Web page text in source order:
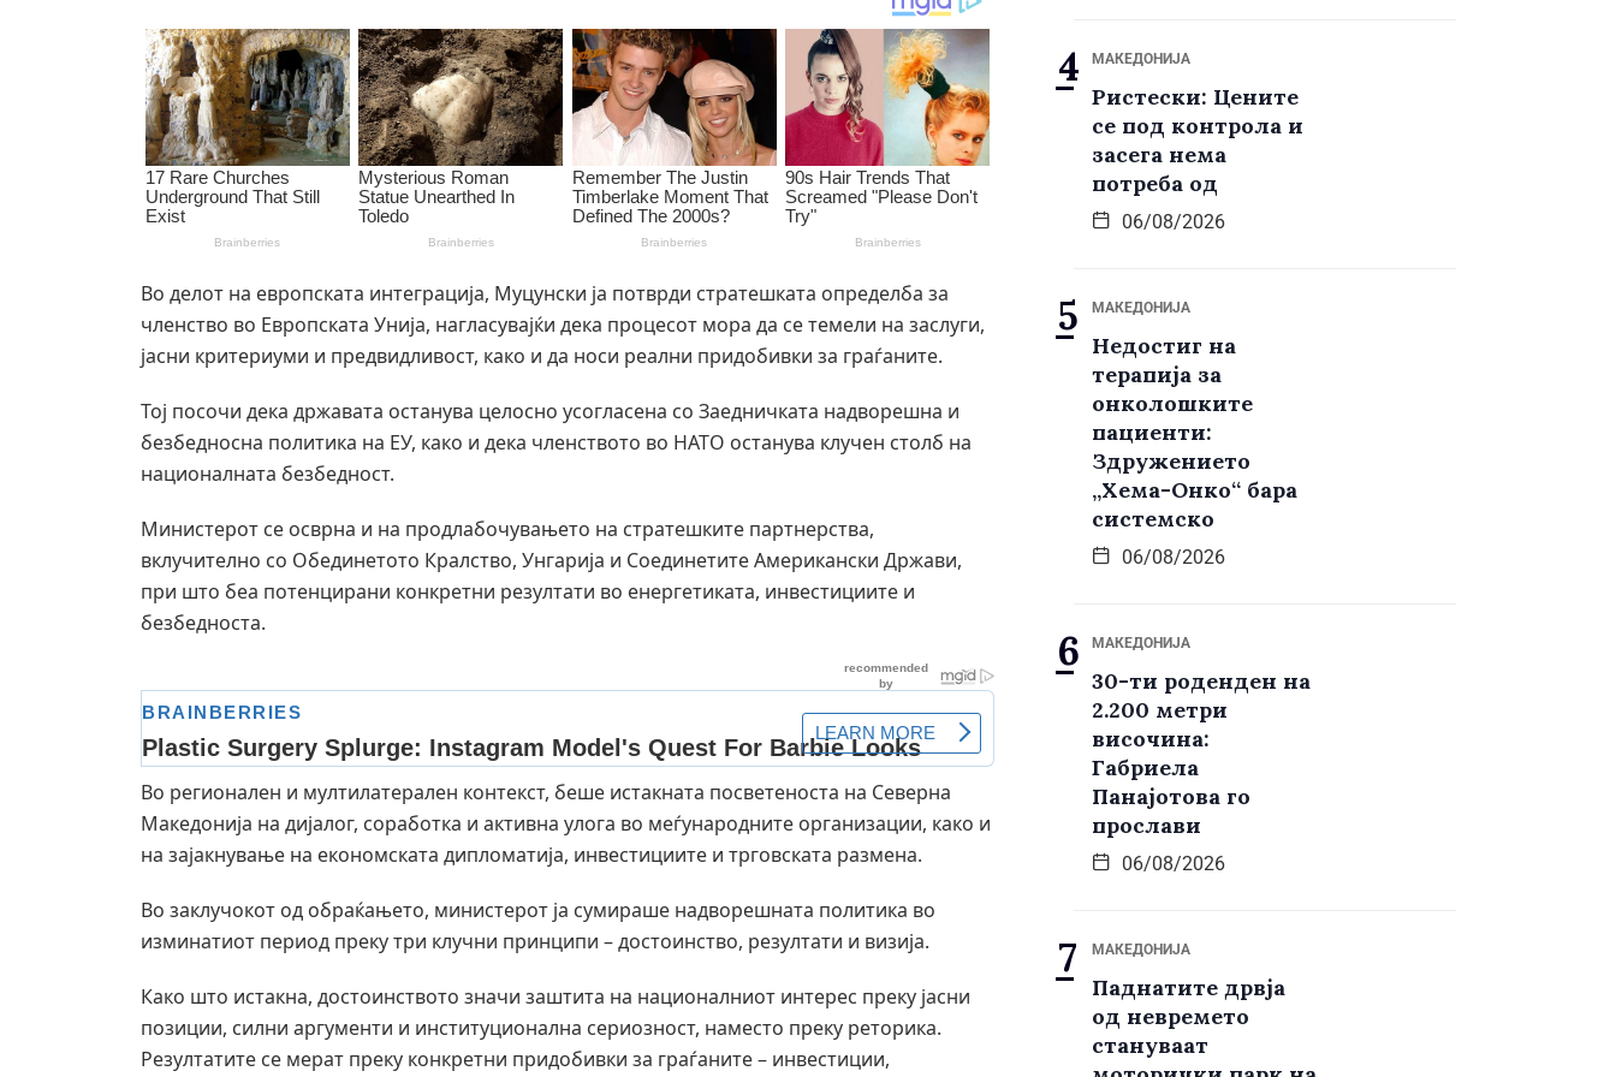
Во делот на европската интеграција, Муцунски ја потврди стратешката определба за
членство во Европската Унија, нагласувајќи дека процесот мора да се темели на заслуги,
јасни критериуми и предвидливост, како и да носи реални придобивки за граѓаните.
Тој посочи дека државата останува целосно усогласена со Заедничката надворешна и
безбедносна политика на ЕУ, како и дека членството во НАТО останува клучен столб на
националната безбедност.
Министерот се осврна и на продлабочувањето на стратешките партнерства,
вклучително со Обединетото Кралство, Унгарија и Соединетите Американски Држави,
при што беа потенцирани конкретни резултати во енергетиката, инвестициите и
безбедноста.
Во регионален и мултилатерален контекст, беше истакната посветеноста на Северна
Македонија на дијалог, соработка и активна улога во меѓународните организации, како и
на зајакнување на економската дипломатија, инвестициите и трговската размена.
Во заклучокот од обраќањето, министерот ја сумираше надворешната политика во
изминатиот период преку три клучни принципи – достоинство, резултати и визија.
Како што истакна, достоинството значи заштита на националниот интерес преку јасни
позиции, силни аргументи и институционална сериозност, наместо преку реторика.
Резултатите се мерат преку конкретни придобивки за граѓаните – инвестиции,
МАКЕДОНИЈА
Ристески: Цените
се под контрола и
засега нема
потреба од
06/08/2026
МАКЕДОНИЈА
Недостиг на
терапија за
онколошките
пациенти:
Здружението
„Хема-Онко“ бара
системско
06/08/2026
МАКЕДОНИЈА
30-ти роденден на
2.200 метри
височина:
Габриела
Панајотова го
прослави
06/08/2026
МАКЕДОНИЈА
Паднатите дрвја
од невремето
стануваат